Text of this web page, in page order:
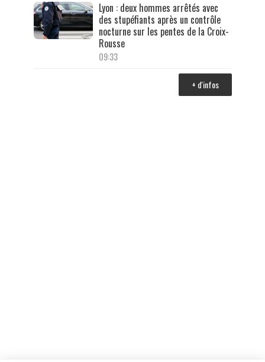
Lyon : deux hommes arrêtés avec
des stupéfiants après un contrôle
nocturne sur les pentes de la Croix-
Rousse
09:33
+ d'infos